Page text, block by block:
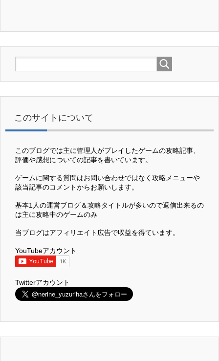
このサイトについて
このブログでは主に管理人がプレイしたゲームの攻略記事、
評価や感想についての記事を書いています。
ゲームに関する質問はお問い合わせではなく攻略メニューや
該当記事のコメントからお願いします。
基本1人の運営ブログ＆攻略タイトルが多いので返信出来るの
は主に攻略中のゲームのみ
当ブログはアフィリエイト広告で収益を得ています。
YouTubeアカウント
Twitterアカウント